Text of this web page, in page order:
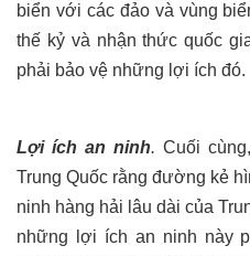
biển với các đảo và vùng
thế kỷ và nhận thức quốc
phải bảo vệ những lợi ích đó.
Lợi ích an ninh. Cuối
Trung Quốc rằng đường kẻ
ninh hàng hải lâu dài của
những lợi ích an ninh này